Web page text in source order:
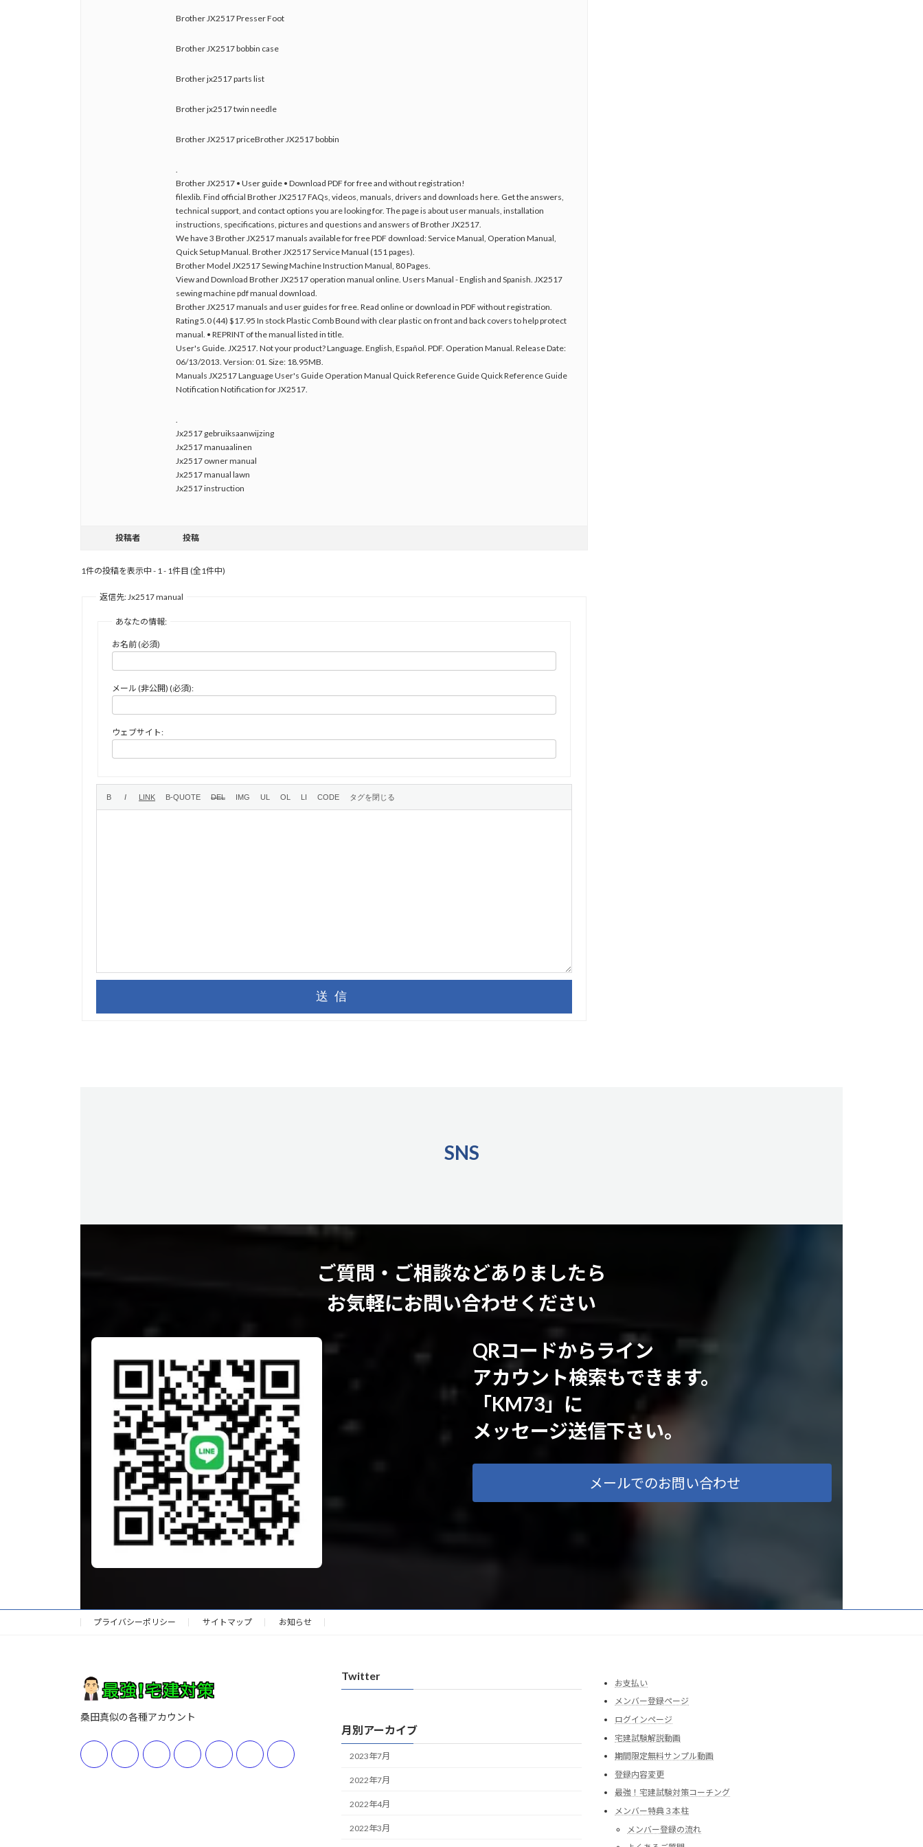
Brother JX2517 Presser Foot
Brother JX2517 bobbin case
Brother jx2517 parts list
Brother jx2517 twin needle
Brother JX2517 priceBrother JX2517 bobbin
Brother JX2517 • User guide • Download PDF for free and without registration!
filexlib. Find official Brother JX2517 FAQs, videos, manuals, drivers and downloads here. Get the answers,
technical support, and contact options you are looking for. The page is about user manuals, installation
instructions, specifications, pictures and questions and answers of Brother JX2517.
We have 3 Brother JX2517 manuals available for free PDF download: Service Manual, Operation Manual,
Quick Setup Manual. Brother JX2517 Service Manual (151 pages).
Brother Model JX2517 Sewing Machine Instruction Manual, 80 Pages.
View and Download Brother JX2517 operation manual online. Users Manual - English and Spanish. JX2517
sewing machine pdf manual download.
Brother JX2517 manuals and user guides for free. Read online or download in PDF without registration.
Rating 5.0 (44) $17.95 In stock Plastic Comb Bound with clear plastic on front and back covers to help protect
manual. • REPRINT of the manual listed in title.
User's Guide. JX2517. Not your product? Language. English, Español. PDF. Operation Manual. Release Date:
06/13/2013. Version: 01. Size: 18.95MB.
Manuals JX2517 Language User's Guide Operation Manual Quick Reference Guide Quick Reference Guide
Notification Notification for JX2517.
Jx2517 gebruiksaanwijzing
Jx2517 manuaalinen
Jx2517 owner manual
Jx2517 manual lawn
Jx2517 instruction
投稿者 投稿
1件の投稿を表示中 - 1 - 1件目 (全1件中)
返信先: Jx2517 manual
あなたの情報:
お名前 (必須)
メール (非公開) (必須):
ウェブサイト:
送信
SNS
ご質問・ご相談などありましたら
お気軽にお問い合わせください
QRコードからライン
アカウント検索もできます。
「KM73」に
メッセージ送信下さい。
メールでのお問い合わせ
プライバシーポリシー サイトマップ お知らせ
桑田真似の各種アカウント
Twitter
月別アーカイブ
2023年7月
2022年7月
2022年4月
2022年3月
お支払い
メンバー登録ページ
ログインページ
宅建試験解説動画
期間限定無料サンプル動画
登録内容変更
最強！宅建試験対策コーチング
メンバー特典３本柱
メンバー登録の流れ